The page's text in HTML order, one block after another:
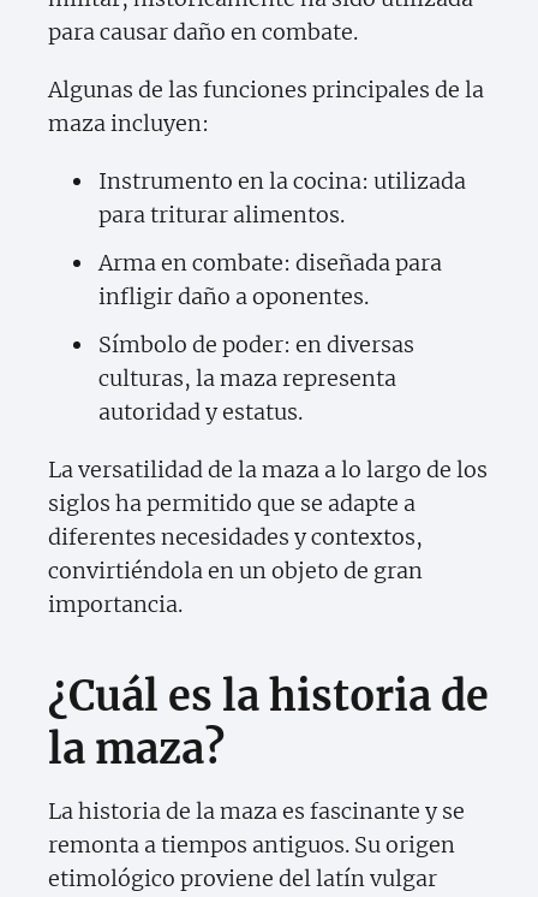
para causar daño en combate.
Algunas de las funciones principales de la
maza incluyen:
Instrumento en la cocina: utilizada
para triturar alimentos.
Arma en combate: diseñada para
infligir daño a oponentes.
Símbolo de poder: en diversas
culturas, la maza representa
autoridad y estatus.
La versatilidad de la maza a lo largo de los
siglos ha permitido que se adapte a
diferentes necesidades y contextos,
convirtiéndola en un objeto de gran
importancia.
¿Cuál es la historia de
la maza?
La historia de la maza es fascinante y se
remonta a tiempos antiguos. Su origen
etimológico proviene del latín vulgar